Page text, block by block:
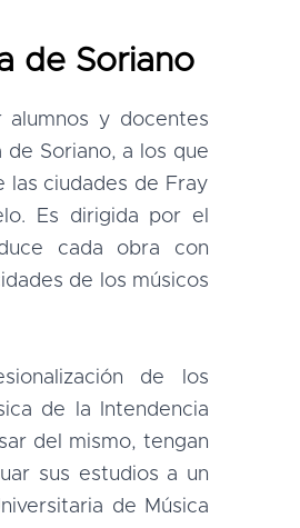
de Soriano
alumnos y docentes
Soriano, a los que
las ciudades de Fray
Es dirigida por el
cada obra con
de los músicos
de los
de la Intendencia
del mismo, tengan
sus estudios a un
de Música